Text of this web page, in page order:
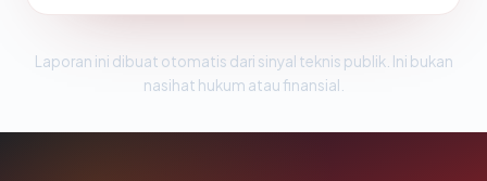
Laporan ini dibuat otomatis dari sinyal teknis publik. Ini bukan
nasihat hukum atau finansial.